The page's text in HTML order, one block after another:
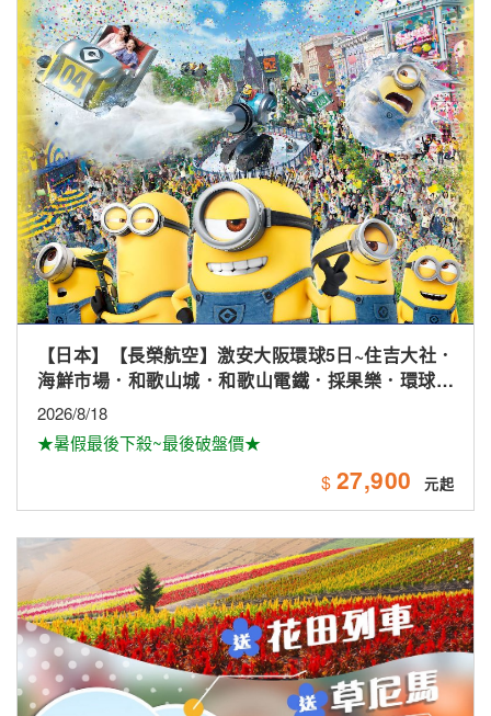
【日本】【長榮航空】激安大阪環球5日~住吉大社．
海鮮市場．和歌山城．和歌山電鐵．採果樂．環球影
城
2026/8/18
★暑假最後下殺~最後破盤價★
$ 27,900